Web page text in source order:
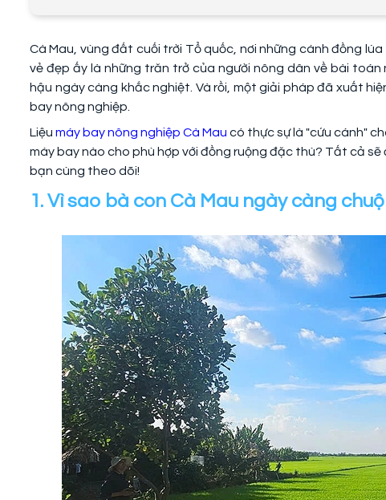
Cà Mau, vùng đất cuối trời Tổ quốc, nơi những cánh đồng
vẻ đẹp ấy là những trăn trở của người nông dân về bài
hậu ngày càng khắc nghiệt. Và rồi, một giải pháp đã xuất
bay nông nghiệp.
Liệu máy bay nông nghiệp Cà Mau có thực sự là "cứu cánh"
máy bay nào cho phù hợp với đồng ruộng đặc thù? Tất cả sẽ
bạn cùng theo dõi!
1. Vì sao bà con Cà Mau ngày càng